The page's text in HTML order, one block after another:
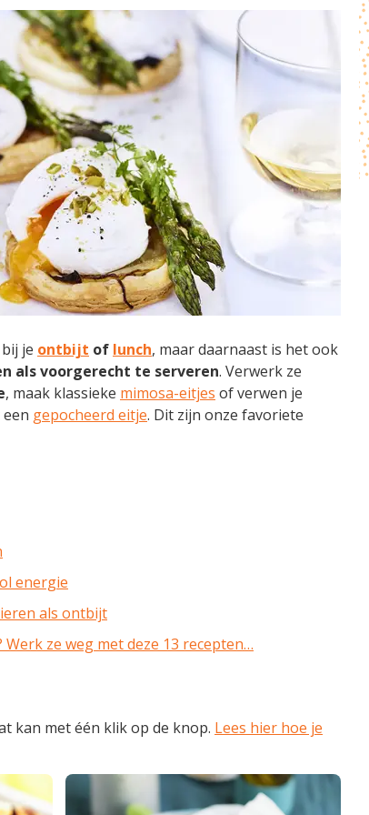
je ontbijt of lunch, maar daarnaast is het ook
als voorgerecht te serveren. Verwerk ze
, maak klassieke mimosa-eitjes of verwen je
gepocheerd eitje. Dit zijn onze favoriete
energie
als ontbijt
ze weg met deze 13 recepten…
kan met één klik op de knop. Lees hier hoe je